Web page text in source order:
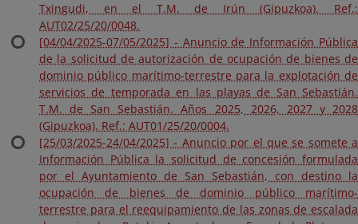
Txingudi, en el T.M. de Irún (Gipuzkoa). Ref.:
AUT02/25/20/0048.
[04/04/2025-07/05/2025] - Anuncio de Información Pública
de la solicitud de autorización de ocupación de bienes de
dominio público marítimo-terrestre para la explotación de
servicios de temporada en las playas de San Sebastián.
T.M. de San Sebastián. Años 2025, 2026, 2027 y 2028
(Gipuzkoa). Ref.: AUT01/25/20/0004.
[25/03/2025-24/04/2025] - Anuncio por el que se somete a
Información Pública la solicitud de concesión formulada
por el Ayuntamiento de San Sebastián, con destino la
ocupación de bienes de dominio público marítimo-
terrestre para el reequipamiento de las zonas de escalada